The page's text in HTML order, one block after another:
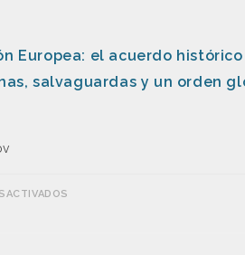
Europea: el acuerdo
salvaguardas y un orden